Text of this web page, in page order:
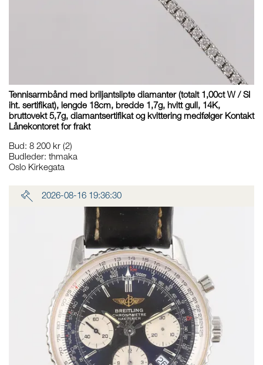
Tennisarmbånd med briljantslipte diamanter (totalt 1,00ct W / SI
iht. sertifikat), lengde 18cm, bredde 1,7g, hvitt gull, 14K,
bruttovekt 5,7g, diamantsertifikat og kvittering medfølger Kontakt
Lånekontoret for frakt
Bud: 8 200 kr (2)
Budleder: thmaka
Oslo Kirkegata
2026-08-16 19:36:30